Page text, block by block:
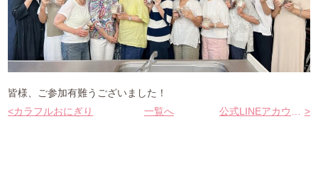
皆様、ご参加有難うございました！
<カラフルおにぎり 一覧へ 公式LINEアカウント >